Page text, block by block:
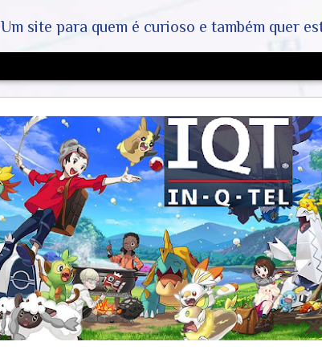
Um site para quem é curioso e também quer estar ciente das notícias que geralmente não